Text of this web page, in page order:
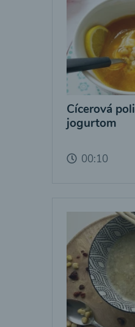
Cícerová
jogurtom
00:10